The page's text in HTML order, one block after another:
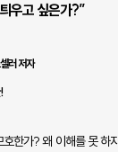
우고 싶은가?”
러 저자
호한가? 왜 이해를 못 하